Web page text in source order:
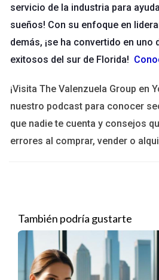
les presentó una casa que estaba
su rango de precios, pero que
requisitos. Al final, la pareja decidió
casa porque sentían que María
venta exitosa, sino que también
posteriores y una sólida reputación
Caso de Éxito 2:
mercado inmobiliario local, así como
financiamiento y mantenimiento del
mensaje de un cliente potencial que
blog durante meses. Este cliente se
servicio de la industria para
sueños! Con su enfoque en
demás, ¡se ha convertido en
exitosos del sur de Florida!
¡Visita The Valenzuela Group en
nuestro podcast para conocer
que nadie te cuenta y consejos
errores al comprar, vender o
También podría gustarte